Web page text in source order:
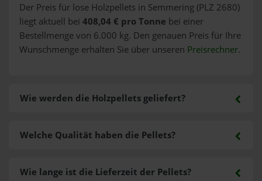
Der Preis für lose Holzpellets in Semmering (PLZ 2680)
liegt aktuell bei 408,04 € pro Tonne bei einer
Bestellmenge von 6.000 kg. Den genauen Preis für Ihre
Wunschmenge erhalten Sie über unseren Preisrechner.
Wie werden die Holzpellets geliefert?
Welche Qualität haben die Pellets?
Wie lange ist die Lieferzeit der Pellets?